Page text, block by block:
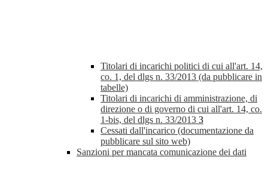
Titolari di incarichi politici di cui all'art. 14,
co. 1, del dlgs n. 33/2013 (da pubblicare in
tabelle)
Titolari di incarichi di amministrazione, di
direzione o di governo di cui all'art. 14, co.
1-bis, del dlgs n. 33/2013 3
Cessati dall'incarico (documentazione da
pubblicare sul sito web)
Sanzioni per mancata comunicazione dei dati